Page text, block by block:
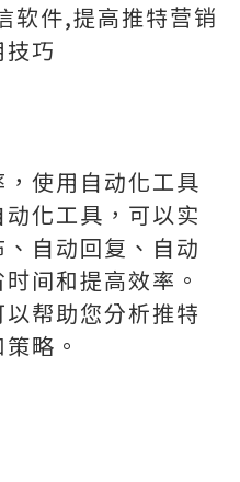
软件,提高推特营销
巧
使用自动化工具
化工具，可以实
自动回复、自动
间和提高效率。
帮助您分析推特
略。